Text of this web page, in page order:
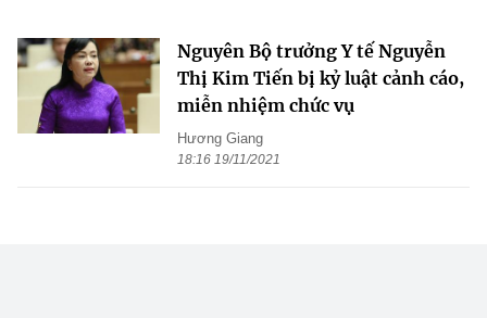
Nguyên Bộ trưởng Y tế Nguyễn
Thị Kim Tiến bị kỷ luật cảnh cáo,
miễn nhiệm chức vụ
Hương Giang
18:16 19/11/2021